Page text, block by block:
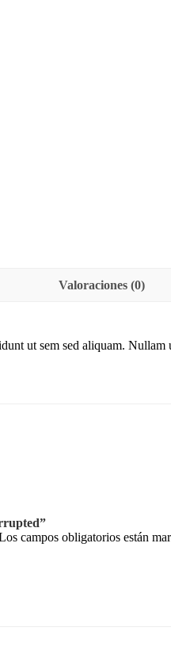
Valoraciones (0)
ut sem sed aliquam.
campos obligatorios están